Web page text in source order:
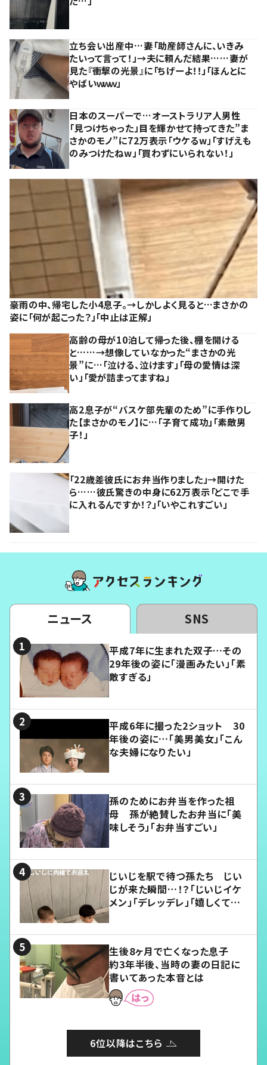
立ち会い出産中…妻「助産師さんに、いきみ
たいって言って！」→夫に頼んだ結果……妻が
見た『衝撃の光景』に「ちげーよ！！」「ほんとに
やばいｗｗｗ」
日本のスーパーで…オーストラリア人男性
「見つけちゃった」目を輝かせて持ってきた”ま
さかのモノ”に72万表示「ウケるw」「すげえも
のみつけたねw」「買わずにいられない！」
豪雨の中、帰宅した小4息子。→しかしよく見ると…まさかの
姿に「何が起こった？」「中止は正解」
高齢の母が10泊して帰った後、棚を開ける
と……→想像していなかった“まさかの光
景”に…「泣ける、泣けます」「母の愛情は深
い」「愛が詰まってますね」
高2息子が“バスケ部先輩のため”に手作りし
た【まさかのモノ】に…「子育て成功」「素敵男
子！」
「22歳差彼氏にお弁当作りました」→開けた
ら……彼氏驚きの中身に62万表示「どこで手
に入れるんですか！？」「いやこれすごい」
ニュース SNS
平成7年に生まれた双子…その
29年後の姿に「漫画みたい」「素
敵すぎる」
平成6年に撮った2ショット 30
年後の姿に…「美男美女」「こん
な夫婦になりたい」
孫のためにお弁当を作った祖
母 孫が絶賛したお弁当に「美
味しそう」「お弁当すごい」
じいじを駅で待つ孫たち じい
じが来た瞬間…！？「じいじイケ
メン」「デレッデレ」「嬉しくて可
生後8ヶ月で亡くなった息子
約3年半後、当時の妻の日記に
書いてあった本音とは
6位以降はこちら